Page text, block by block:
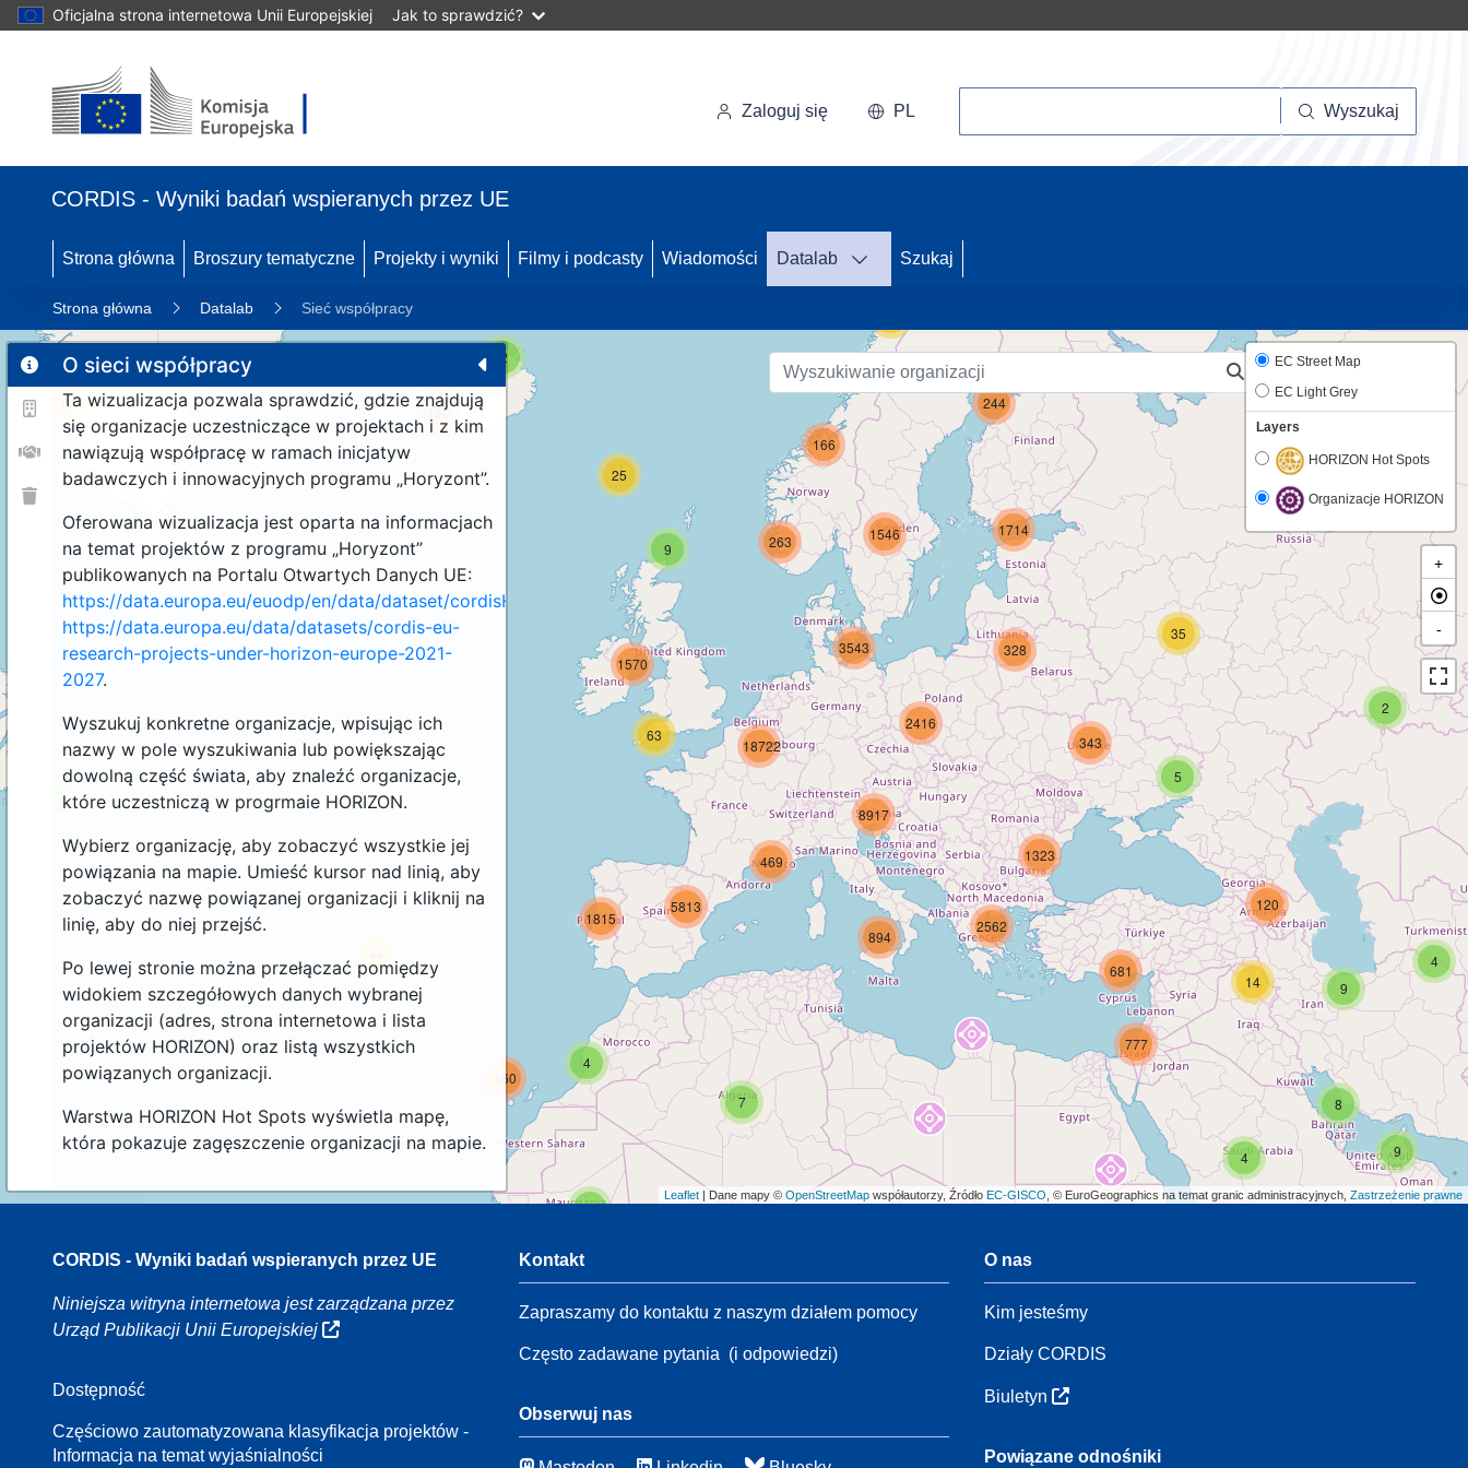
Oficjalna strona internetowa Unii Europejskiej Jak to sprawdzić?
Zaloguj się PL Wyszukaj
CORDIS - Wyniki badań wspieranych przez UE
Strona główna Broszury tematyczne Projekty i wyniki Filmy i podcasty Wiadomości Datalab Szukaj
Strona główna Datalab Sieć współpracy
O sieci współpracy
Ta wizualizacja pozwala sprawdzić, gdzie znajdują
się organizacje uczestniczące w projektach i z kim
nawiązują współpracę w ramach inicjatyw
badawczych i innowacyjnych programu „Horyzont”.
Oferowana wizualizacja jest oparta na informacjach
na temat projektów z programu „Horyzont”
publikowanych na Portalu Otwartych Danych UE:
https://data.europa.eu/euodp/en/data/dataset/cordisH2020projects.
https://data.europa.eu/data/datasets/cordis-eu-
research-projects-under-horizon-europe-2021-
2027.
Wyszukuj konkretne organizacje, wpisując ich
nazwy w pole wyszukiwania lub powiększając
dowolną część świata, aby znaleźć organizacje,
które uczestniczą w progrmaie HORIZON.
Wybierz organizację, aby zobaczyć wszystkie jej
powiązania na mapie. Umieść kursor nad linią, aby
zobaczyć nazwę powiązanej organizacji i kliknij na
linię, aby do niej przejść.
Po lewej stronie można przełączać pomiędzy
widokiem szczegółowych danych wybranej
organizacji (adres, strona internetowa i lista
projektów HORIZON) oraz listą wszystkich
powiązanych organizacji.
Warstwa HORIZON Hot Spots wyświetla mapę,
która pokazuje zagęszczenie organizacji na mapie.
9
4
9
8
4
2
2
21
55
11
2
190
50
4
160
2
35
25
9
166
263
894
5
14
120
1323
777
681
2562
7
1815
5813
63
469
3543
1570
18722
328
343
8917
2416
244
1546 1714
EC Street Map
EC Light Grey
Layers
HORIZON Hot Spots
Organizacje HORIZON
+
-
Leaflet | Dane mapy © OpenStreetMap współautorzy, Źródło EC-GISCO , © EuroGeographics na temat granic administracyjnych, Zastrzeżenie prawne
CORDIS - Wyniki badań wspieranych przez UE
Niniejsza witryna internetowa jest zarządzana przez
Urząd Publikacji Unii Europejskiej
Dostępność
Częściowo zautomatyzowana klasyfikacja projektów -
Informacja na temat wyjaśnialności
Kontakt
Zapraszamy do kontaktu z naszym działem pomocy
Często zadawane pytania (i odpowiedzi)
Obserwuj nas
O nas
Kim jesteśmy
Działy CORDIS
Biuletyn
Powiązane odnośniki